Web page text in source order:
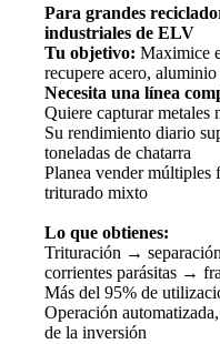
Para grandes
industriales de ELV
Tu objetivo: Maximice
recupere acero,
Necesita una línea
Quiere capturar
Su rendimiento diario
toneladas de chatarra
Planea vender múltiples
triturado mixto
Lo que obtienes:
Trituración →
corrientes parásitas →
Más del 95% de
Operación
de la inversión